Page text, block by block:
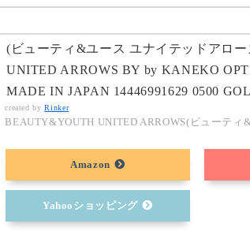
(ビューティ&ユース ユナイテッドアロ
UNITED ARROWS BY by KANEKO
MADE IN JAPAN 14446991629 0500
created byRinker
BEAUTY&YOUTH UNITED ARROWS(ビューティ
Amazon
Yahooショッピング